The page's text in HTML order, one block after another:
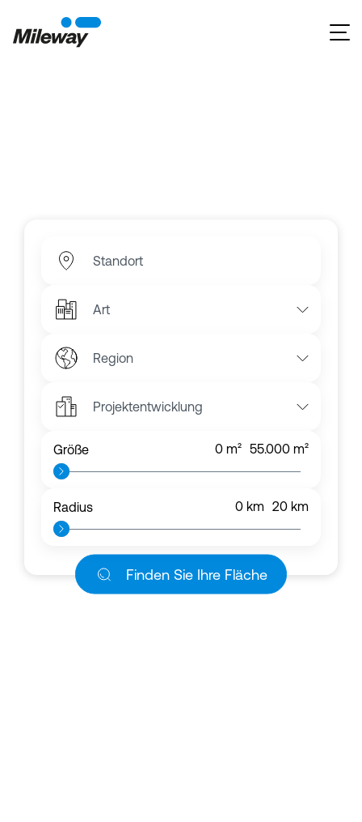
Standort
Art
Region
Projektentwicklung
Größe 0 m² 55.000 m²
Radius 0 km 20 km
Finden Sie Ihre Fläche